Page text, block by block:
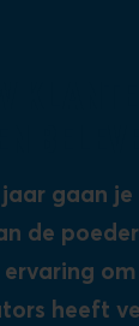
gaan
de
ervaring
heeft